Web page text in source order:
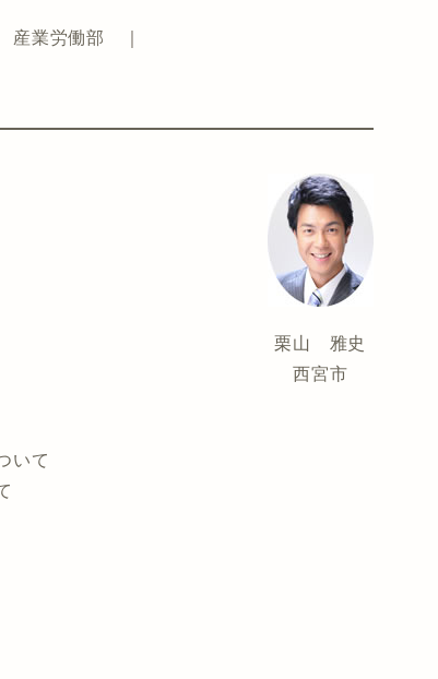
業労働部 ｜
いて
栗山 雅史
西宮市